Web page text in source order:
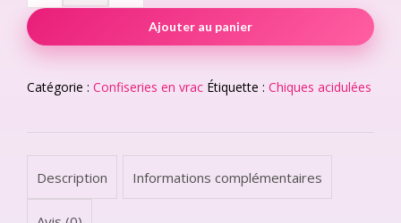
de
Mort
Citrique
Ajouter au panier
Catégorie : Confiseries en vrac Étiquette : Chiques acidulées
Description Informations complémentaires